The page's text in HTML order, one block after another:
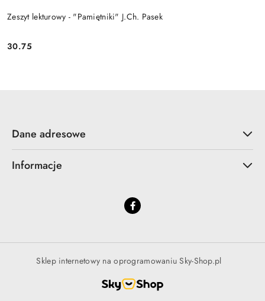
Zeszyt lekturowy - "Pamiętniki" J.Ch. Pasek
Cena:
30.75
Dane adresowe
Informacje
Sklep internetowy na oprogramowaniu Sky-Shop.pl